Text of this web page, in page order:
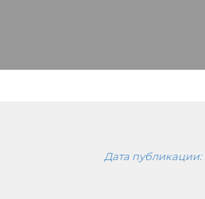
Дата публикации: